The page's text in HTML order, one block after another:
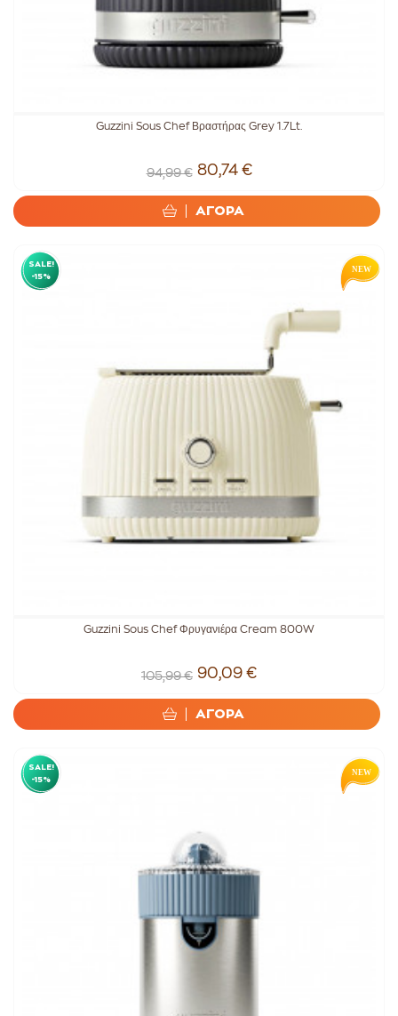
Guzzini Sous Chef Βραστήρας Grey 1.7Lt.
94,99 € 80,74 €
ΑΓΟΡΑ
SALE!
-15%
Guzzini Sous Chef Φρυγανιέρα Cream 800W
105,99 € 90,09 €
ΑΓΟΡΑ
SALE!
-15%